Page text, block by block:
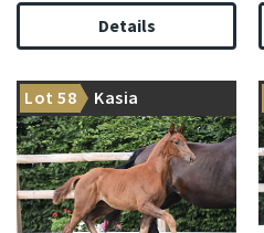
Details
Lot 58 Kasia
Double world champion
Kjento says hello!